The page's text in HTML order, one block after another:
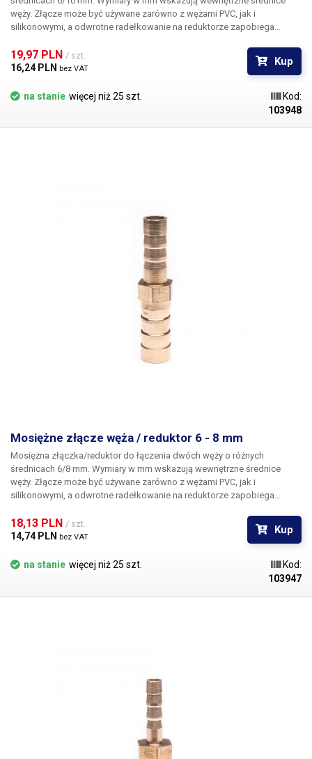
węży. Złącze może być używane zarówno z wężami PVC, jak i
silikonowymi, a odwrotne radełkowanie na reduktorze zapobiega
średnicy wewnętrznej 6 i 10 mm Długość: 41 mm Waga: 8,6 g
19,97 PLN / szt.
16,24 PLN bez VAT
Kup
na stanie więcej niż 25 szt.
Kod:
103948
Mosiężne złącze węża / reduktor 6 - 8 mm
Mosiężna złączka/reduktor do łączenia dwóch węży o różnych
średnicach 6/8 mm. Wymiary w mm wskazują wewnętrzne średnice
węży. Złącze może być używane zarówno z wężami PVC, jak i
silikonowymi, a odwrotne radełkowanie na reduktorze zapobiega
średnicy wewnętrznej 6 i 8 mm Długość: 40 mm Waga: 6g
18,13 PLN / szt.
14,74 PLN bez VAT
Kup
na stanie więcej niż 25 szt.
Kod:
103947